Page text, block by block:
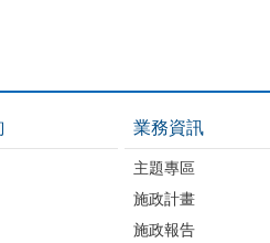
業務資訊
主題專區
施政計畫
施政報告